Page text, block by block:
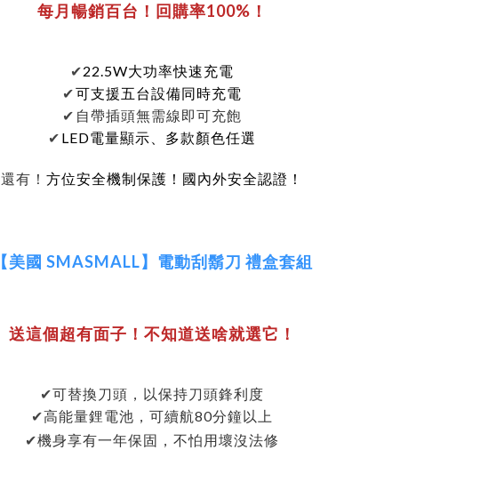
每月暢銷百台！回購率100%！
✔22.5W大功率快速充電
✔可支援五台設備同時充電
✔ 自帶插頭無需線即可充飽
✔ LED電量顯示、多款顏色任選
還有！ 方位安全機制保護！國內外安全認證！
【美國 SMASMALL】電動刮鬍刀 禮盒套組
送這個超有面子！不知道送啥就選它！
✔可替換刀頭，以保持刀頭鋒利度
✔高能量鋰電池，可續航80分鐘以上
✔機身享有一年保固，不怕用壞沒法修